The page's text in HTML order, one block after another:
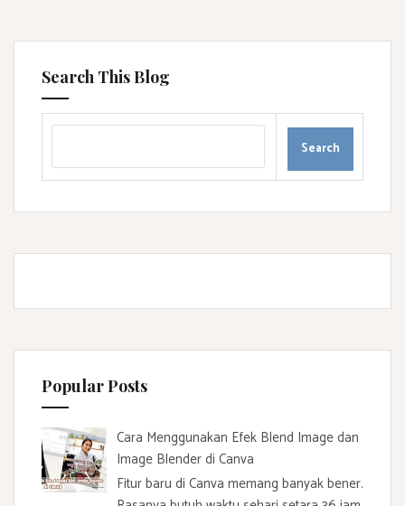
Search This Blog
Popular Posts
Cara Menggunakan Efek Blend Image dan
Image Blender di Canva
Fitur baru di Canva memang banyak bener.